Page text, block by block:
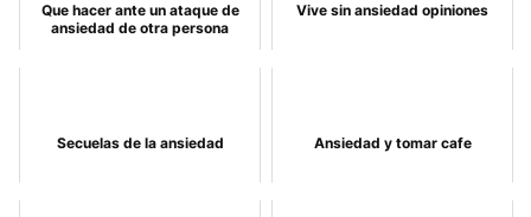
Que hacer ante un ataque de
ansiedad de otra persona
Vive sin ansiedad opiniones
Secuelas de la ansiedad Ansiedad y tomar cafe